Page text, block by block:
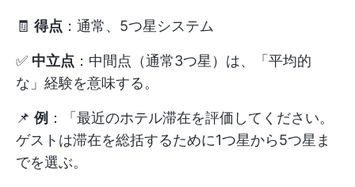
🧾 得点 ：通常、5つ星システム
✅ 中立点 ：中間点（通常3つ星）は、「平均的
な」経験を意味する。
📌 例 ：「最近のホテル滞在を評価してください。
ゲストは滞在を総括するために1つ星から5つ星ま
でを選ぶ。